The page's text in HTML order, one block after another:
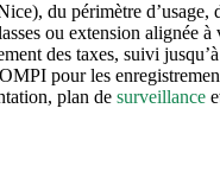
du périmètre d’usage,
ou extension alignée
des taxes, suivi
pour les
plan de surveillance